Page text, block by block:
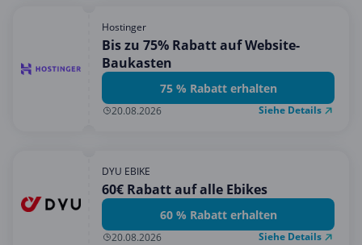
Hostinger
Bis zu 75% Rabatt auf Website-
Baukasten
75 % Rabatt erhalten
20.08.2026 Siehe Details
DYU EBIKE
60€ Rabatt auf alle Ebikes
60 % Rabatt erhalten
20.08.2026 Siehe Details